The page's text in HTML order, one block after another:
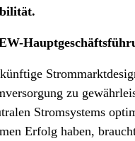
zu
Stromsystems
Erfolg haben,